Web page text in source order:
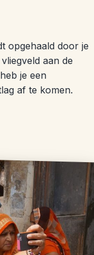
opgehaald door je
aan de
je een
af te komen.